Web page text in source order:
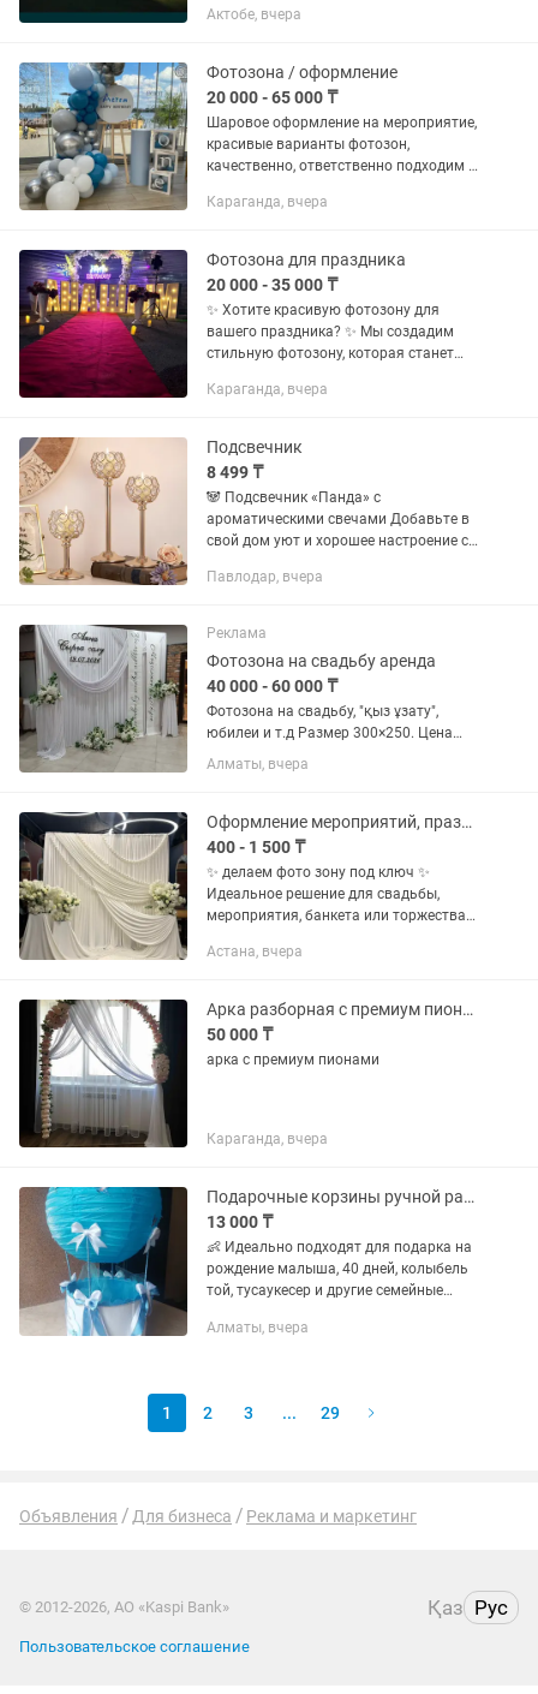
титан, доставка зборка бесплатно,
Актобе, вчера
Фотозона / оформление
20 000 - 65 000 ₸
Шаровое оформление на мероприятие,
красивые варианты фотозон,
качественно, ответственно подходим к
проконсультируем вас, поможем
ваш...
Караганда, вчера
Фотозона для праздника
20 000 - 35 000 ₸
✨ Хотите красивую фотозону для
вашего праздника? ✨ Мы создадим
стильную фотозону, которая станет
🎉 Оформляем: • Дни рождения •
Караганда, вчера
Подсвечник
8 499 ₸
🐼 Подсвечник «Панда» с
ароматическими свечами Добавьте в
свой дом уют и хорошее настроение с
панды. Милый дизайн станет
свечи...
Павлодар, вчера
Реклама
Фотозона на свадьбу аренда
40 000 - 60 000 ₸
Фотозона на свадьбу, "қыз ұзату",
юбилеи и т.д Размер 300×250. Цена
аренды от 40 000тг. Доставка,
установка и демонтаж входит в сумму.
Алматы, вчера
Оформление мероприятий, праздников
400 - 1 500 ₸
✨ делаем фото зону под ключ ✨
Идеальное решение для свадьбы,
мероприятия, банкета или торжества
заранее 📌 100% предоплата для
установим и после...
Астана, вчера
Арка разборная с премиум пионами для регистрации и может быть как фотозона
50 000 ₸
арка с премиум пионами
Караганда, вчера
Подарочные корзины ручной работы в наличии!
13 000 ₸
👶 Идеально подходят для подарка на
рождение малыша, 40 дней, колыбель
той, тусаукесер и другие семейные
Корзина в виде воздушного шара
Алматы, вчера
1 2 3 ... 29
Объявления Для бизнеса Реклама и маркетинг
© 2012-2026, АО «Kaspi Bank» Қаз Рус
Пользовательское соглашение